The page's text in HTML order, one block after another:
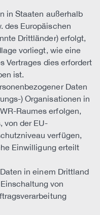
in Staaten außerhalb
des Europäischen
Drittländer) erfolgt,
vorliegt, wie eine
Vertrages dies erfordert
ist.
Daten
) Organisationen in
Raumes erfolgen,
von der EU-
verfügen,
Einwilligung erteilt
in einem Drittland
von